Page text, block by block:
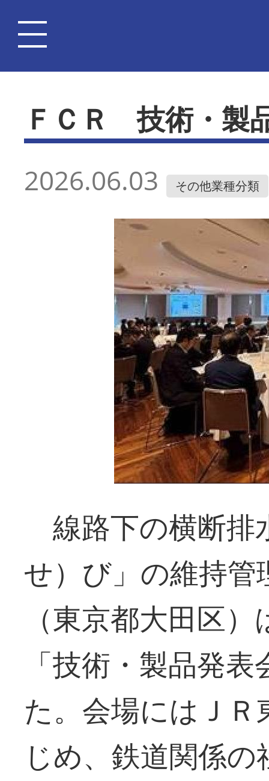
ＦＣＲ 技術・製
2026.06.03 その他業種分類
線路下の横断排
せ）び」の維持
（東京都大田区
「技術・製品発
た。会場にはＪ
じめ、鉄道関係